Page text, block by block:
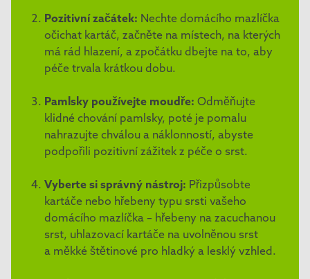
Pozitivní začátek: Nechte domácího mazlíčka
očichat kartáč, začněte na místech, na kterých
má rád hlazení, a zpočátku dbejte na to, aby
péče trvala krátkou dobu.
Pamlsky používejte moudře: Odměňujte
klidné chování pamlsky, poté je pomalu
nahrazujte chválou a náklonností, abyste
podpořili pozitivní zážitek z péče o srst.
Vyberte si správný nástroj: Přizpůsobte
kartáče nebo hřebeny typu srsti vašeho
domácího mazlíčka – hřebeny na zacuchanou
srst, uhlazovací kartáče na uvolněnou srst
a měkké štětinové pro hladký a lesklý vzhled.